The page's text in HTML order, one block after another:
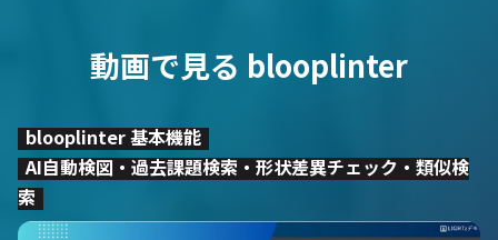
動画で見る blooplinter
blooplinter 基本機能
AI自動検図・過去課題検索・形状差異チェック・類似検
索